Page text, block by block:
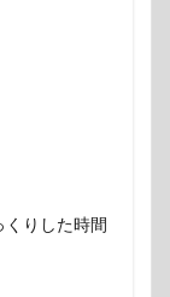
りした時間